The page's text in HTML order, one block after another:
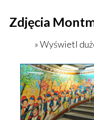
Zdjęcia
» Wyświetl